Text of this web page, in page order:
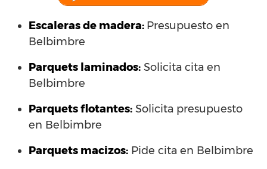
Escaleras de madera: Presupuesto en
Belbimbre
Parquets laminados: Solicita cita en
Belbimbre
Parquets flotantes: Solicita presupuesto
en Belbimbre
Parquets macizos: Pide cita en Belbimbre